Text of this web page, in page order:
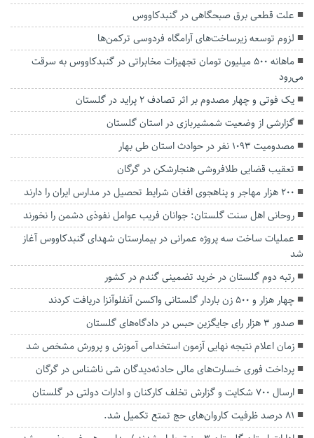
علت قطعی برق صبحگاهی در گنبدکاووس
لزوم توسعه زیرساخت‌های آرامگاه فردوسی ترکمن‌ها
ماهانه ۵۰۰ میلیون تومان تجهیزات مخابراتی در گنبدکاووس به سرقت
می‌رود
یک فوتی و چهار مصدوم بر اثر تصادف ۲ پراید در گلستان
گزارشی از وضعیت شمشیربازی در استان گلستان
مصدومیت ۱۰۹۳ نفر در حوادث استان طی بهار
تعقیب قضایی طلافروشی هنجارشکن در گرگان
۲۰۰ هزار مهاجر و پناهجوی افغان شرایط تحصیل در مدارس ایران را دارند
روحانی اهل سنت گلستان: جوانان فریب عوامل نفوذی دشمن را نخورند
عملیات ساخت سه پروژه عمرانی در بیمارستان شهدای گنبدکاووس آغاز
شد
رتبه دوم گلستان در خرید تضمینی گندم در کشور
چهار هزار و ۵۰۰ زن باردار گلستانی واکسن آنفلوآنزا دریافت کردند
صدور ۳ هزار رای جایگزین حبس در دادگاه‌های گلستان
زمان اعلام نتیجه نهایی آزمون استخدامی آموزش و پرورش مشخص شد
پرداخت فوری خسارت‌های مالی حادثه‌دیدگان شی ناشناس در گرگان
ارسال ۷۰۰ شکایت و گزارش تخلف کارکنان و ادارات دولتی در گلستان
۸۱ درصد ظرفیت کاروان‌های حج تمتع تکمیل شد.